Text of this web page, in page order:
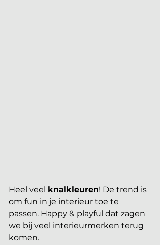
Heel veel knalkleuren! De trend is
om fun in je interieur toe te
passen. Happy & playful dat zagen
we bij veel interieurmerken terug
komen.